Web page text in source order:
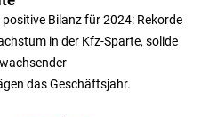
Bilanz für 2024: Rekorde
in der Kfz-Sparte, solide
das Geschäftsjahr.